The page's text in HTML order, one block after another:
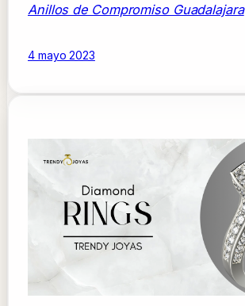
Anillos de Compromiso Guadalajara
4 mayo 2023